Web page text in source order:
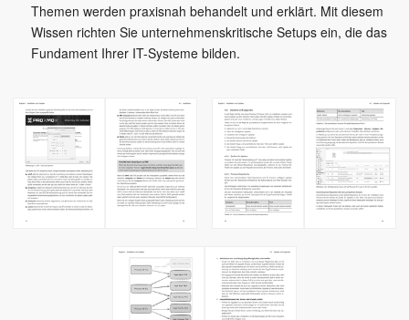
Themen werden praxisnah behandelt und erklärt. Mit diesem
Wissen richten Sie unternehmenskritische Setups ein, die das
Fundament Ihrer IT-Systeme bilden.